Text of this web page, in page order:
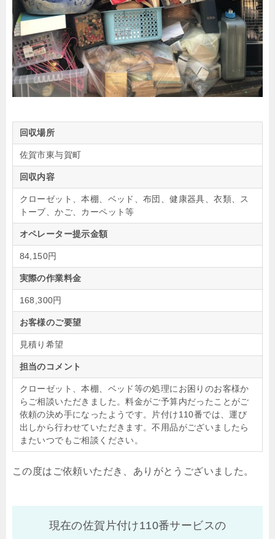
回収場所
佐賀市東与賀町
回収内容
クローゼット、本棚、ベッド、布団、健康器具、衣類、ス
トーブ、かご、カーペット等
オペレーター提示金額
84,150円
実際の作業料金
168,300円
お客様のご要望
見積り希望
担当のコメント
クローゼット、本棚、ベッド等の処理にお困りのお客様か
らご相談いただきました。料金がご予算内だったことがご
依頼の決め手になったようです。片付け110番では、運び
出しから行わせていただきます。不用品がございましたら
またいつでもご相談ください。
この度はご依頼いただき、ありがとうございました。
現在の佐賀片付け110番サービスの